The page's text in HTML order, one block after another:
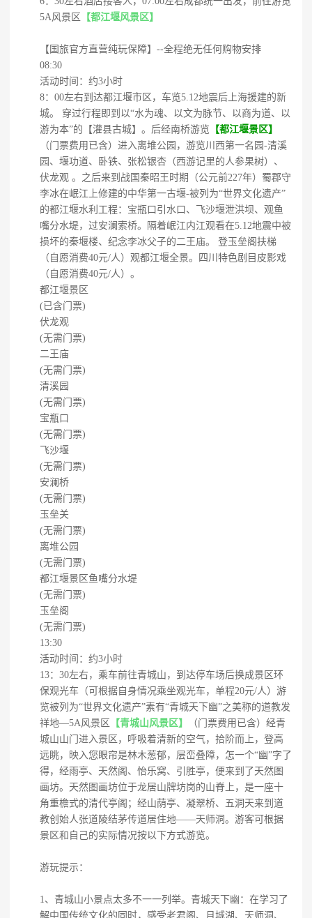
5A风景区
【都江堰风景区】
【国旅官方直营纯玩保障】--全程绝无任何购物安排
08:30
活动时间：约3小时
8：00左右到达都江堰市区，车览5.12地震后上海援建的新
城。 穿过行程即到以“水为魂、以文为脉节、以商为道、以
游为本”的【灌县古城】。后经南桥游览 【都江堰景区】
（门票费用已含）进入离堆公园，游览川西第一名园-清溪
园、堰功道、卧铁、张松银杏（西游记里的人参果树）、
伏龙观 。之后来到战国秦昭王时期（公元前227年）蜀郡守
李冰在岷江上修建的中华第一古堰-被列为“世界文化遗产”
的都江堰水利工程：宝瓶口引水口、飞沙堰泄洪坝、观鱼
嘴分水堤，过安澜索桥。隔着岷江内江观看在5.12地震中被
损坏的秦堰楼、纪念李冰父子的二王庙。 登玉垒阁扶梯
（自愿消费40元/人）观都江堰全景。四川特色剧目皮影戏
（自愿消费40元/人）。
都江堰景区
(已含门票)
伏龙观
(无需门票)
二王庙
(无需门票)
清溪园
(无需门票)
宝瓶口
(无需门票)
飞沙堰
(无需门票)
安澜桥
(无需门票)
玉垒关
(无需门票)
离堆公园
(无需门票)
都江堰景区鱼嘴分水堤
(无需门票)
玉垒阁
(无需门票)
13:30
活动时间：约3小时
13：30左右，乘车前往青城山，到达停车场后换成景区环
保观光车（可根据自身情况乘坐观光车，单程20元/人）游
览被列为“世界文化遗产”素有“青城天下幽”之美称的道教发
祥地—5A风景区
【青城山风景区】
（门票费用已含）经青
城山山门进入景区，呼吸着清新的空气，拾阶而上，登高
远眺，映入您眼帘是林木葱郁，层峦叠障，怎一个“幽”字了
得，经雨亭、天然阁、怡乐窝、引胜亭，便来到了天然图
画坊。天然图画坊位于龙居山牌坊岗的山脊上，是一座十
角重檐式的清代亭阁；经山荫亭、凝翠桥、五洞天来到道
教创始人张道陵结茅传道居住地——天师洞。游客可根据
景区和自己的实际情况按以下方式游览。
游玩提示：
1、青城山小景点太多不一一列举。青城天下幽：在学习了
解中国传统文化的同时，感受老君阁、月城湖、天师洞、